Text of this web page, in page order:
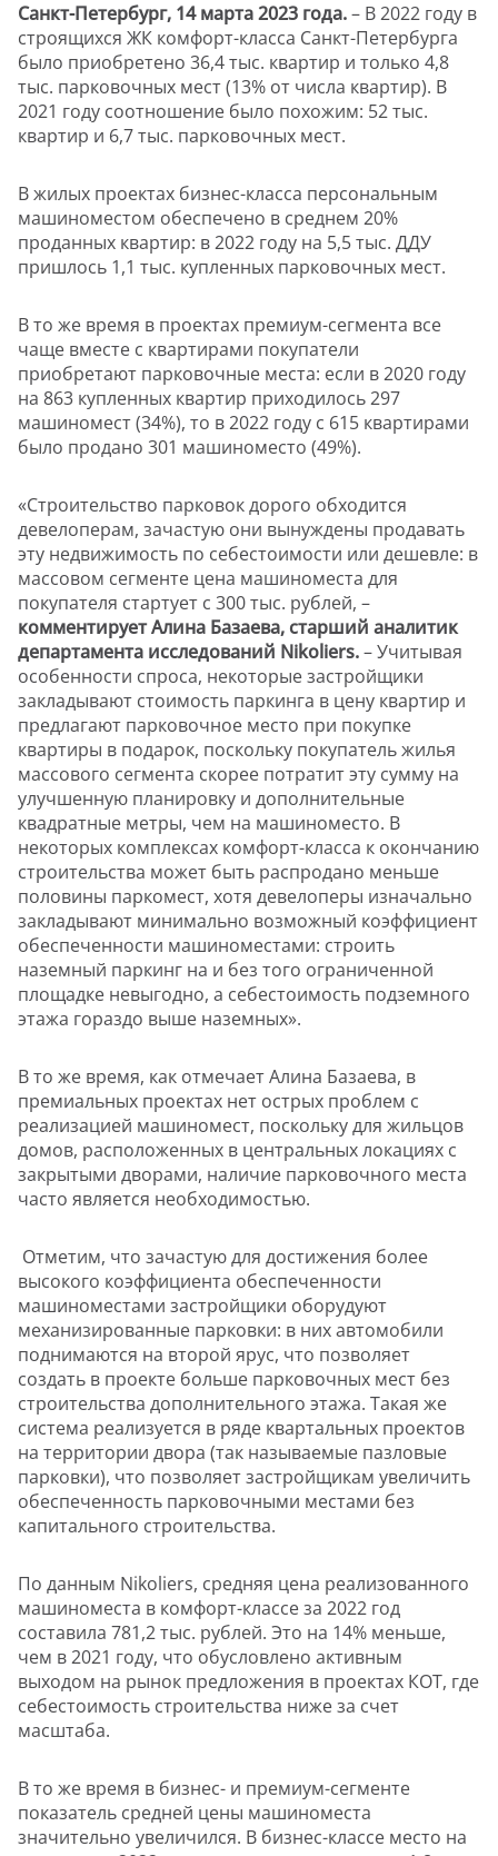
Санкт-Петербург, 14 марта 2023 года.– В 2022 году в
строящихся ЖК комфорт-класса Санкт-Петербурга
было приобретено 36,4 тыс. квартир и только 4,8
тыс. парковочных мест (13% от числа квартир). В
2021 году соотношение было похожим: 52 тыс.
квартир и 6,7 тыс. парковочных мест.
В жилых проектах бизнес-класса персональным
машиноместом обеспечено в среднем 20%
проданных квартир: в 2022 году на 5,5 тыс. ДДУ
пришлось 1,1 тыс. купленных парковочных мест.
В то же время в проектах премиум-сегмента все
чаще вместе с квартирами покупатели
приобретают парковочные места: если в 2020 году
на 863 купленных квартир приходилось 297
машиномест (34%), то в 2022 году с 615 квартирами
было продано 301 машиноместо (49%).
«Строительство парковок дорого обходится
девелоперам, зачастую они вынуждены продавать
эту недвижимость по себестоимости или дешевле: в
массовом сегменте цена машиноместа для
покупателя стартует с 300 тыс. рублей, –
комментирует Алина Базаева, старший аналитик
департамента исследований Nikoliers.– Учитывая
особенности спроса, некоторые застройщики
закладывают стоимость паркинга в цену квартир и
предлагают парковочное место при покупке
квартиры в подарок, поскольку покупатель жилья
массового сегмента скорее потратит эту сумму на
улучшенную планировку и дополнительные
квадратные метры, чем на машиноместо. В
некоторых комплексах комфорт-класса к окончанию
строительства может быть распродано меньше
половины паркомест, хотя девелоперы изначально
закладывают минимально возможный коэффициент
обеспеченности машиноместами: строить
наземный паркинг на и без того ограниченной
площадке невыгодно, а себестоимость подземного
этажа гораздо выше наземных».
В то же время, как отмечает Алина Базаева, в
премиальных проектах нет острых проблем с
реализацией машиномест, поскольку для жильцов
домов, расположенных в центральных локациях с
закрытыми дворами, наличие парковочного места
часто является необходимостью.
Отметим, что зачастую для достижения более
высокого коэффициента обеспеченности
машиноместами застройщики оборудуют
механизированные парковки: в них автомобили
поднимаются на второй ярус, что позволяет
создать в проекте больше парковочных мест без
строительства дополнительного этажа. Такая же
система реализуется в ряде квартальных проектов
на территории двора (так называемые пазловые
парковки), что позволяет застройщикам увеличить
обеспеченность парковочными местами без
капитального строительства.
По данным Nikoliers, средняя цена реализованного
машиноместа в комфорт-классе за 2022 год
составила 781,2 тыс. рублей. Это на 14% меньше,
чем в 2021 году, что обусловлено активным
выходом на рынок предложения в проектах КОТ, где
себестоимость строительства ниже за счет
масштаба.
В то же время в бизнес- и премиум-сегменте
показатель средней цены машиноместа
значительно увеличился. В бизнес-классе место на